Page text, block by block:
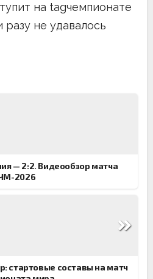
на tagчемпионате
не удавалось
— 2:2. Видеообзор матча
2026
стартовые составы на матч